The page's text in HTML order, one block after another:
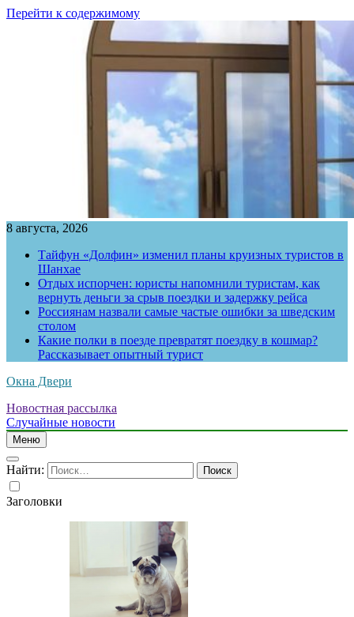
Перейти к содержимому
8 августа, 2026
Тайфун «Долфин» изменил планы круизных туристов в
Шанхае
Отдых испорчен: юристы напомнили туристам, как
вернуть деньги за срыв поездки и задержку рейса
Россиянам назвали самые частые ошибки за шведским
столом
Какие полки в поезде превратят поездку в кошмар?
Рассказывает опытный турист
Окна Двери
Новостная рассылка
Случайные новости
Меню
Найти:
Заголовки